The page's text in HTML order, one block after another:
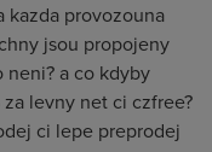
provozouna
jsou propojeny
a co kdyby
levny net ci czfree?
ci lepe preprodej